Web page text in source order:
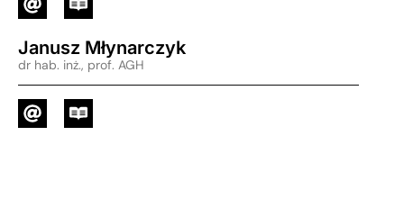
Janusz Młynarczyk
dr hab. inż., prof. AGH